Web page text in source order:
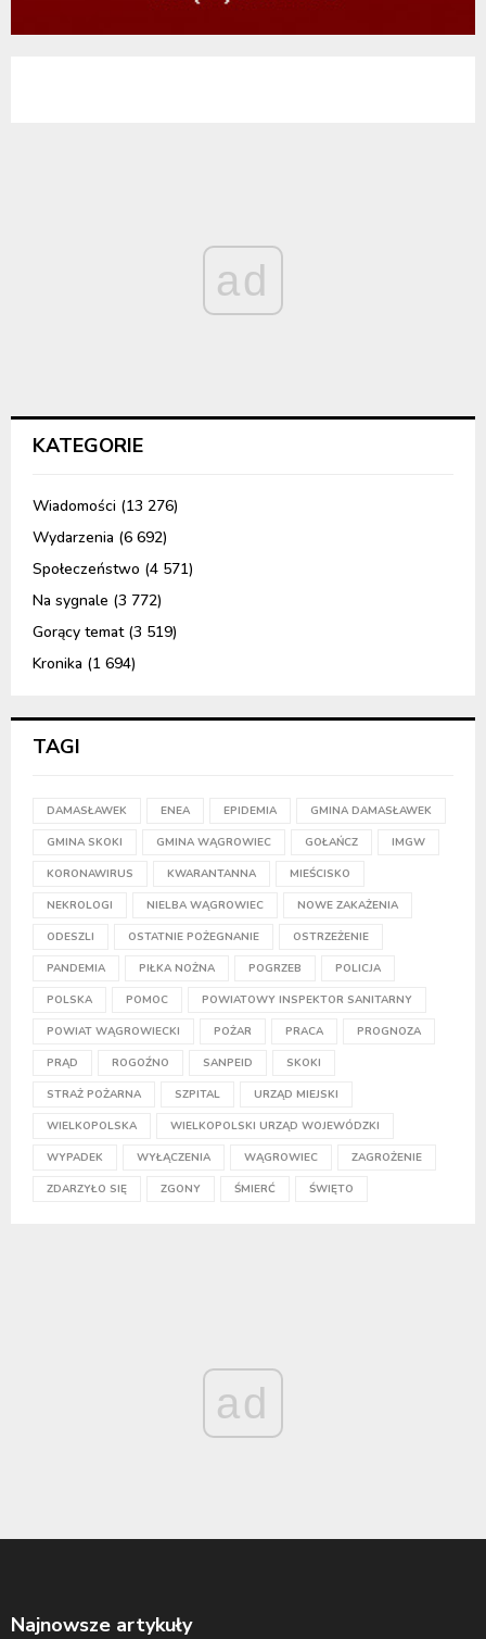
ad
KATEGORIE
Wiadomości (13 276)
Wydarzenia (6 692)
Społeczeństwo (4 571)
Na sygnale (3 772)
Gorący temat(3 519)
Kronika (1 694)
TAGI
DAMASŁAWEK ENEA EPIDEMIA GMINA DAMASŁAWEK
GMINA SKOKI GMINA WĄGROWIEC GOŁAŃCZ IMGW
KORONAWIRUS KWARANTANNA MIEŚCISKO
NEKROLOGI NIELBA WĄGROWIEC NOWE ZAKAŻENIA
ODESZLI OSTATNIE POŻEGNANIE OSTRZEŻENIE
PANDEMIA PIŁKA NOŻNA POGRZEB POLICJA
POLSKA POMOC POWIATOWY INSPEKTOR SANITARNY
POWIAT WĄGROWIECKI POŻAR PRACA PROGNOZA
PRĄD ROGOŹNO SANPEID SKOKI
STRAŻ POŻARNA SZPITAL URZĄD MIEJSKI
WIELKOPOLSKA WIELKOPOLSKI URZĄD WOJEWÓDZKI
WYPADEK WYŁĄCZENIA WĄGROWIEC ZAGROŻENIE
ZDARZYŁO SIĘ ZGONY ŚMIERĆ ŚWIĘTO
ad
Najnowsze artykuły